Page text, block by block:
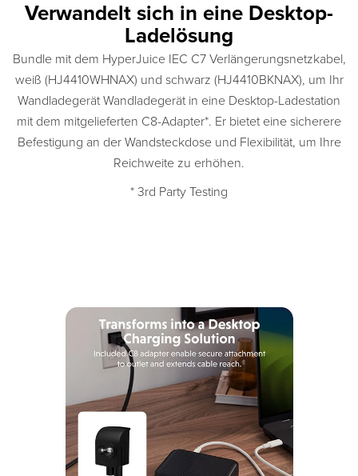
Verwandelt sich in eine Desktop-
Ladelösung
Bundle mit dem HyperJuice IEC C7 Verlängerungsnetzkabel,
weiß (HJ4410WHNAX) und schwarz (HJ4410BKNAX), um Ihr
Wandladegerät Wandladegerät in eine Desktop-Ladestation
mit dem mitgelieferten C8-Adapter*. Er bietet eine sicherere
Befestigung an der Wandsteckdose und Flexibilität, um Ihre
Reichweite zu erhöhen.
* 3rd Party Testing